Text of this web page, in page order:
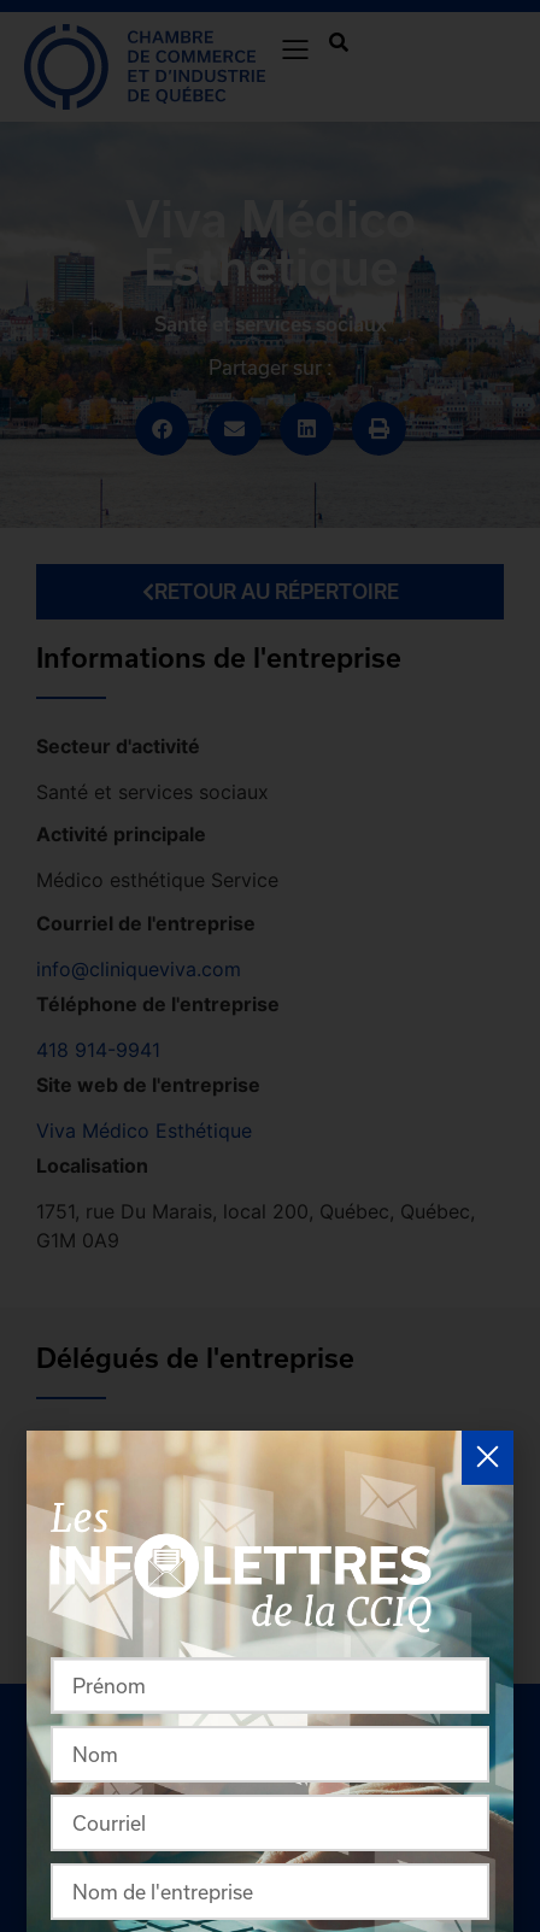
Viva Médico
Esthétique
Santé et services sociaux
Partager sur :
RETOUR AU RÉPERTOIRE
Informations de l'entreprise
Secteur d'activité
Santé et services sociaux
Activité principale
Médico esthétique Service
Courriel de l'entreprise
info@cliniqueviva.com
Téléphone de l'entreprise
418 914-9941
Site web de l'entreprise
Viva Médico Esthétique
Localisation
1751, rue Du Marais, local 200, Québec, Québec,
G1M 0A9
Délégués de l'entreprise
Les entreprises membres peuvent bénéficier d’une
version plus détaillée du répertoire via leur espace
sécurisé.
Connectez-vousafin de consulter le
profil complet des entreprises incluant les
coordonnées des délégués inscrits. Vous n'êtes
pas membre? N'attendez plus etdevenez membre!
LA CHAMBRE